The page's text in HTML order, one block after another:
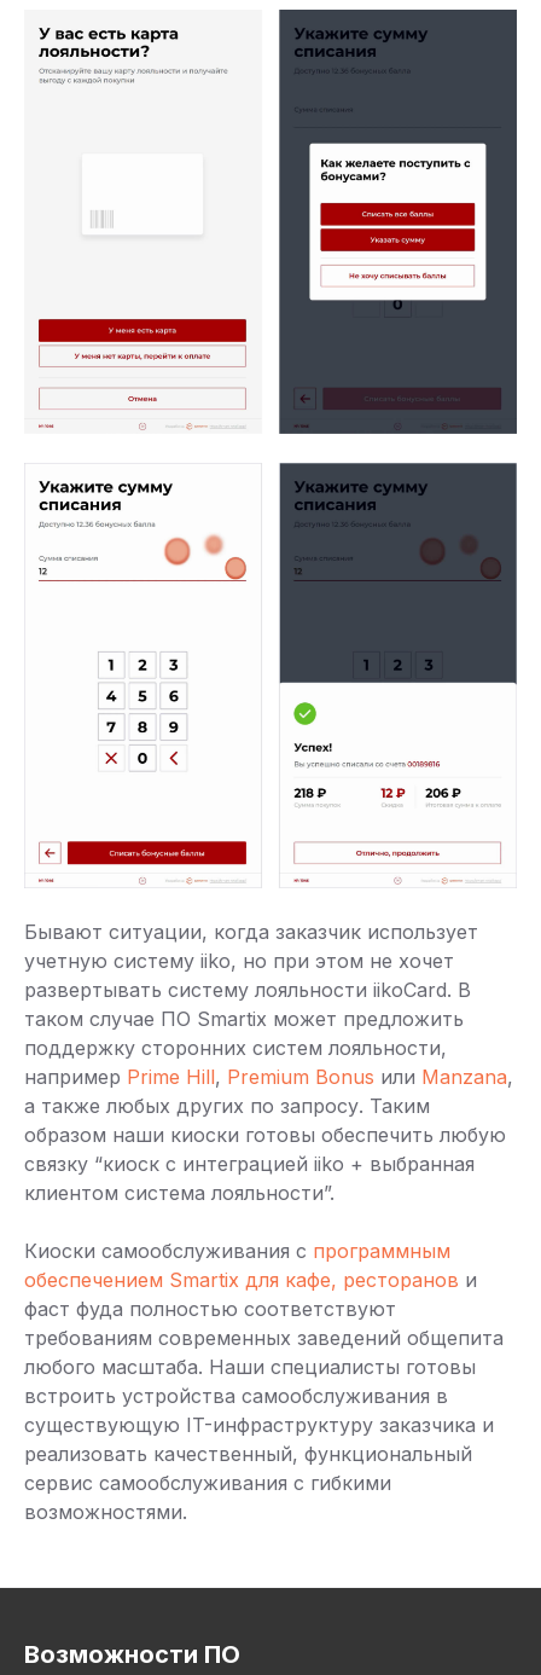
Бывают ситуации, когда заказчик использует
учетную систему iiko, но при этом не хочет
развертывать систему лояльности iikoCard. В
таком случае ПО Smartix может предложить
поддержку сторонних систем лояльности,
например Prime Hill, Premium Bonus или Manzana,
а также любых других по запросу. Таким
образом наши киоски готовы обеспечить любую
связку “киоск с интеграцией iiko + выбранная
клиентом система лояльности”.
Киоски самообслуживания с программным
обеспечением Smartix для кафе, ресторанов и
фаст фуда полностью соответствуют
требованиям современных заведений общепита
любого масштаба. Наши специалисты готовы
встроить устройства самообслуживания в
существующую IT-инфраструктуру заказчика и
реализовать качественный, функциональный
сервис самообслуживания с гибкими
возможностями.
Возможности ПО